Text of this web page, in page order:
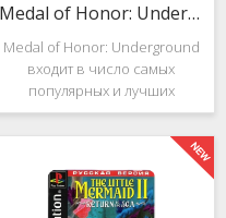
Medal of Honor: Underground
Medal of Honor: Underground
входит в число самых
популярных и лучших
шутеров от первого лица для
Sony Playstation. Эта игра
посвящена Второй мировой
войне. Вы будете играть за
девушку Менон. Являясь